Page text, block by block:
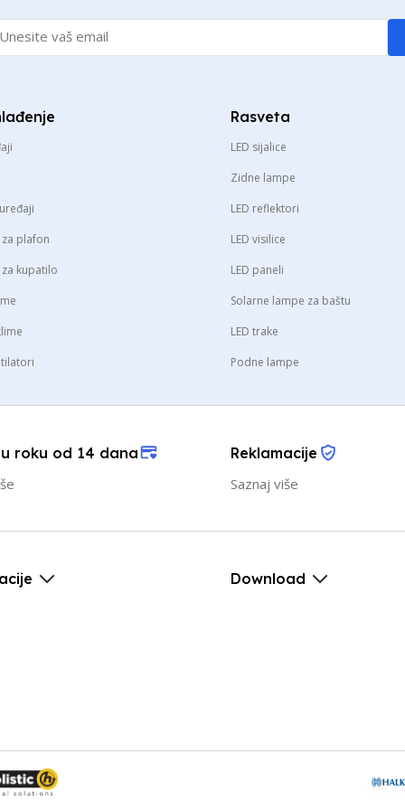
plafon
kupatilo
Rasveta
LED sijalice
Zidne lampe
LED reflektori
LED visilice
LED paneli
Solarne lampe za baštu
LED trake
Podne lampe
roku od 14 dana
Reklamacije
Saznaj više
Download